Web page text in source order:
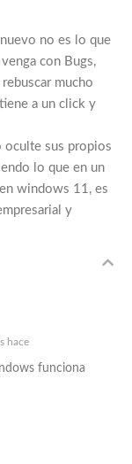
no es lo que
con Bugs,
mucho
a un click y
oculte sus propios
lo que en un
windows 11, es
y
hace
funciona